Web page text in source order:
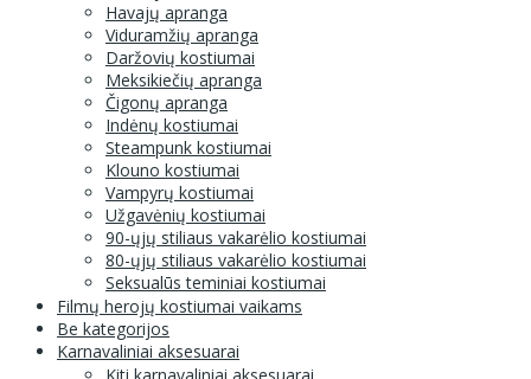
Havajų apranga
Viduramžių apranga
Daržovių kostiumai
Meksikiečių apranga
Čigonų apranga
Indėnų kostiumai
Steampunk kostiumai
Klouno kostiumai
Vampyrų kostiumai
Užgavėnių kostiumai
90-ųjų stiliaus vakarėlio kostiumai
80-ųjų stiliaus vakarėlio kostiumai
Seksualūs teminiai kostiumai
Filmų herojų kostiumai vaikams
Be kategorijos
Karnavaliniai aksesuarai
Kiti karnavaliniai aksesuarai